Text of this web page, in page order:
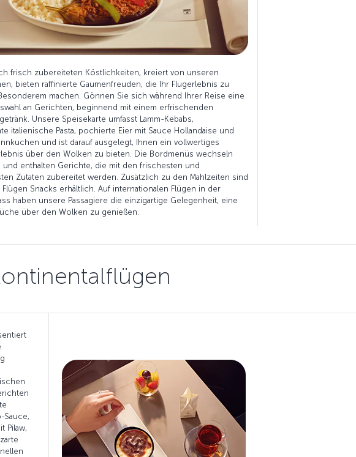
frisch zubereiteten Köstlichkeiten, kreiert von unseren
bieten raffinierte Gaumenfreuden, die Ihr Flugerlebnis zu
machen. Gönnen Sie sich während Ihrer Reise eine
an Gerichten, beginnend mit einem erfrischenden
Unsere Speisekarte umfasst Lamm-Kebabs,
italienische Pasta, pochierte Eier mit Sauce Hollandaise und
und ist darauf ausgelegt, Ihnen ein vollwertiges
über den Wolken zu bieten. Die Bordmenüs wechseln
enthalten Gerichte, die mit den frischesten und
Zutaten zubereitet werden. Zusätzlich zu den Mahlzeiten sind
Flügen Snacks erhältlich. Auf internationalen Flügen in der
haben unsere Passagiere die einzigartige Gelegenheit, eine
über den Wolken zu genießen.
Sauce,
Pilaw,